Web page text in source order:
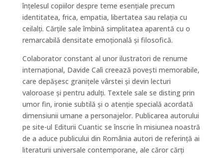
înțelesul copiilor despre teme esențiale precum
identitatea, frica, empatia, libertatea sau relația cu
ceilalți. Cărțile sale îmbină simplitatea aparentă cu o
remarcabilă densitate emoțională și filosofică.
Colaborator constant al unor ilustratori de renume
internațional, Davide Calì creează povești memorabile,
care depășesc granițele vârstei și devin lecturi
valoroase și pentru adulți. Textele sale se disting prin
umor fin, ironie subtilă și o atenție specială acordată
dimensiunii umane a personajelor. Publicarea autorului
pe site-ul Editurii Cuantic se înscrie în misiunea noastră
de a aduce publicului din România autori de referință ai
literaturii universale contemporane, ale căror cărți